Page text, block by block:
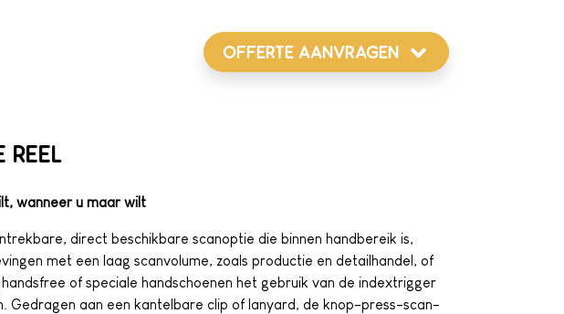
OFFERTE AANVRAGEN
REEL
wanneer u maar wilt
direct beschikbare scanoptie die binnen handbereik is,
met een laag scanvolume, zoals productie en detailhandel, of
of speciale handschoenen het gebruik van de indextrigger
Gedragen aan een kantelbare clip of lanyard, de knop-press-scan-